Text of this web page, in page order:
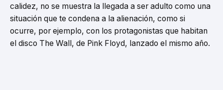
calidez, no se muestra la llegada a ser adulto como una
situación que te condena a la alienación, como si
ocurre, por ejemplo, con los protagonistas que habitan
el disco The Wall, de Pink Floyd, lanzado el mismo año.